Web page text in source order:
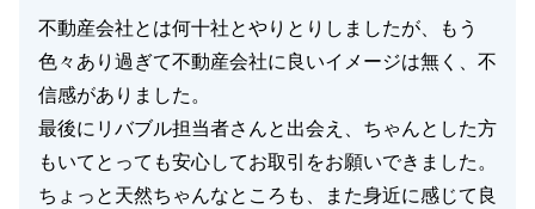
不動産会社とは何十社とやりとりしましたが、もう
色々あり過ぎて不動産会社に良いイメージは無く、不
信感がありました。
最後にリバブル担当者さんと出会え、ちゃんとした方
もいてとっても安心してお取引をお願いできました。
ちょっと天然ちゃんなところも、また身近に感じて良